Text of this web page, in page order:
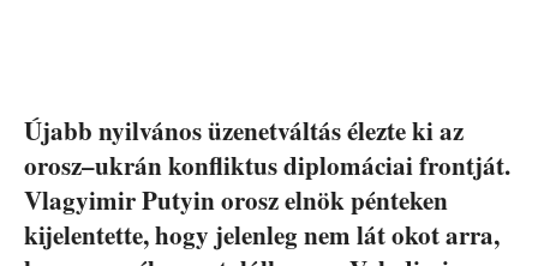
Újabb nyilvános üzenetváltás élezte ki az
orosz–ukrán konfliktus diplomáciai frontját.
Vlagyimir Putyin orosz elnök pénteken
kijelentette, hogy jelenleg nem lát okot arra,